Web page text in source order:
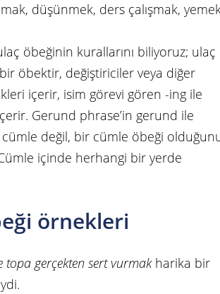
düşünmek, ders çalışmak,
öbeğinin kurallarını biliyoruz; ulaç
öbektir, değiştiriciler veya diğer
içerir, isim görevi gören -ing ile
Gerund phrase’in gerund ile
değil, bir cümle öbeği
içinde herhangi bir yerde
örnekleri
topa gerçekten sert vurmakharika bir